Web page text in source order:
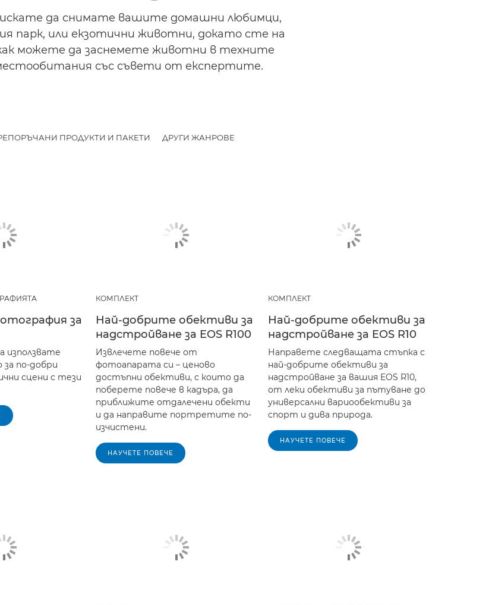
искате да снимате вашите домашни любимци,
парк, или екзотични животни, докато сте на
можете да заснемете животни в техните
със съвети от експертите.
ПРОДУКТИ И ПАКЕТИ ДРУГИ ЖАНРОВЕ
за
използвате
по-добри
сцени с тези
КОМПЛЕКТ
Най-добрите обективи за
надстройване за EOS R100
Извлечете повече от
фотоапарата си – ценово
достъпни обективи, с които да
поберете повече в кадъра, да
приближите отдалечени обекти
и да направите портретите по-
изчистени.
НАУЧЕТЕ ПОВЕЧЕ
КОМПЛЕКТ
Най-добрите обективи за
надстройване за EOS R10
Направете следващата стъпка с
най-добрите обективи за
надстройване за вашия EOS R10,
от леки обективи за пътуване до
универсални вариообективи за
спорт и дива природа.
НАУЧЕТЕ ПОВЕЧЕ